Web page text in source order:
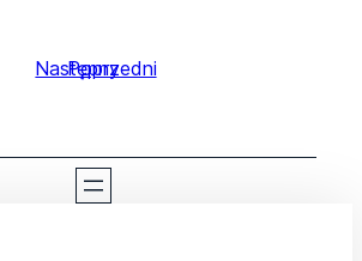
Poprzedni
Następny